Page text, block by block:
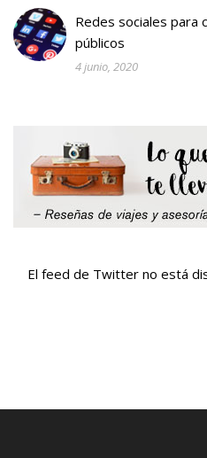
Redes sociales para
públicos
4 junio, 2020
El feed de Twitter no está